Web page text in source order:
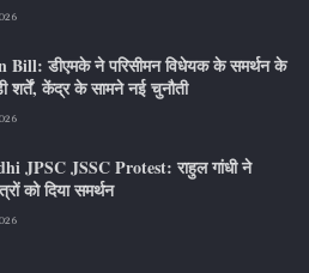
डीएमके ने परिसीमन विधेयक के समर्थन के
शर्तें, केंद्र के सामने नई चुनौती
JPSC JSSC Protest: राहुल गांधी ने
को दिया समर्थन